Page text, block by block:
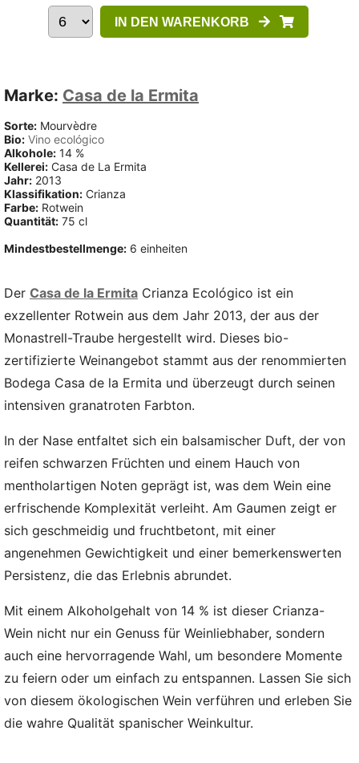
IN DEN WARENKORB
Marke: Casa de la Ermita
Sorte: Mourvèdre
Bio: Vino ecológico
Alkohole: 14 %
Kellerei: Casa de La Ermita
Jahr: 2013
Klassifikation: Crianza
Farbe: Rotwein
Quantität: 75 cl
Mindestbestellmenge: 6 einheiten
Der Casa de la Ermita Crianza Ecológico ist ein
exzellenter Rotwein aus dem Jahr 2013, der aus der
Monastrell-Traube hergestellt wird. Dieses bio-
zertifizierte Weinangebot stammt aus der renommierten
Bodega Casa de la Ermita und überzeugt durch seinen
intensiven granatroten Farbton.
In der Nase entfaltet sich ein balsamischer Duft, der von
reifen schwarzen Früchten und einem Hauch von
mentholartigen Noten geprägt ist, was dem Wein eine
erfrischende Komplexität verleiht. Am Gaumen zeigt er
sich geschmeidig und fruchtbetont, mit einer
angenehmen Gewichtigkeit und einer bemerkenswerten
Persistenz, die das Erlebnis abrundet.
Mit einem Alkoholgehalt von 14 % ist dieser Crianza-
Wein nicht nur ein Genuss für Weinliebhaber, sondern
auch eine hervorragende Wahl, um besondere Momente
zu feiern oder um einfach zu entspannen. Lassen Sie sich
von diesem ökologischen Wein verführen und erleben Sie
die wahre Qualität spanischer Weinkultur.